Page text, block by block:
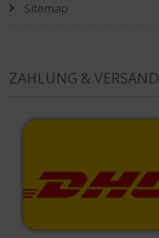
Sitemap
ZAHLUNG & VERSAND